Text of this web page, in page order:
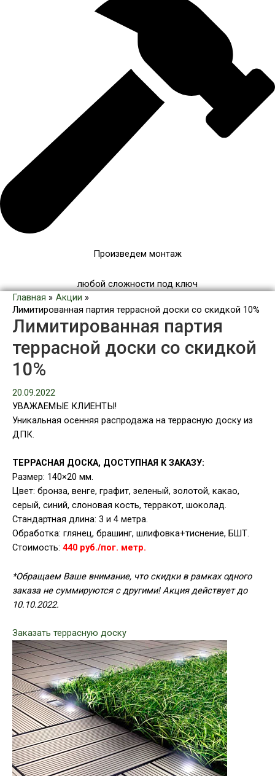
Произведем монтаж
любой сложности под ключ
Главная
Акции
Лимитированная партия террасной доски со скидкой 10%
Лимитированная партия
террасной доски со скидкой
10%
20.09.2022
УВАЖАЕМЫЕ КЛИЕНТЫ!
Уникальная осенняя распродажа на террасную доску из
ДПК.
ТЕРРАСНАЯ ДОСКА, ДОСТУПНАЯ К ЗАКАЗУ:
Размер: 140×20 мм.
Цвет: бронза, венге, графит, зеленый, золотой, какао,
серый, синий, слоновая кость, терракот, шоколад.
Стандартная длина: 3 и 4 метра.
Обработка: глянец, брашинг, шлифовка+тиснение, БШТ.
Стоимость: 440 руб./пог. метр.
*Обращаем Ваше внимание, что скидки в рамках одного
заказа не суммируются с другими! Акция действует до
10.10.2022.
Заказать террасную доску